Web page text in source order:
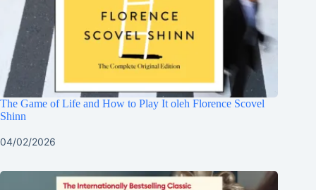
The Game of Life and How to Play It oleh Florence Scovel
Shinn
04/02/2026